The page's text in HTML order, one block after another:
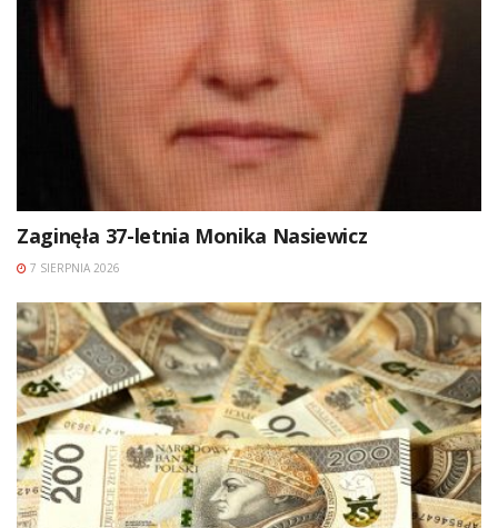
Zaginęła 37-letnia Monika Nasiewicz
7 SIERPNIA 2026